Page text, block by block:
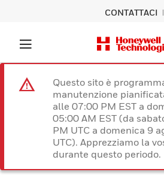
CONTATTACI
Questo sito è
manutenzione
alle 07:00 PM EST a
05:00 AM EST (da
PM UTC a domenica 9
UTC). Apprezziamo la
durante questo periodo.